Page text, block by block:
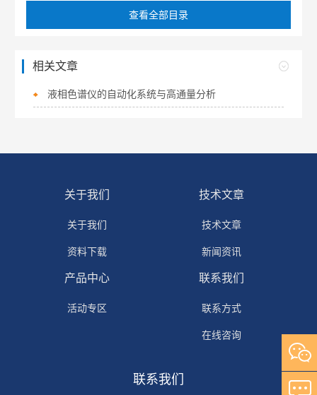
查看全部目录
相关文章
液相色谱仪的自动化系统与高通量分析
关于我们
关于我们
资料下载
技术文章
技术文章
新闻资讯
产品中心
活动专区
联系我们
联系方式
在线咨询
联系我们